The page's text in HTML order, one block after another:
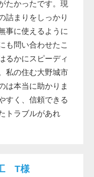
たかったです。現
詰まりをしっかり
事に使えるように
も問い合わせたこ
るかにスピーディ
私の住む大野城市
は本当に助かりま
すく、信頼できる
トラブルがあれ
T様